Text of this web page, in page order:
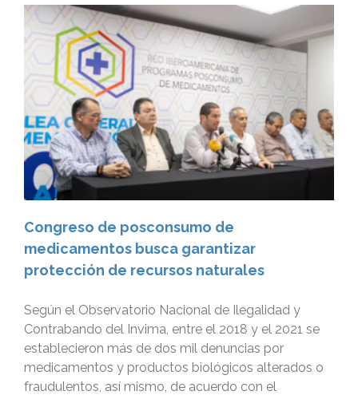
Congreso de posconsumo de
medicamentos busca garantizar
protección de recursos naturales
Según el Observatorio Nacional de Ilegalidad y
Contrabando del Invima, entre el 2018 y el 2021 se
establecieron más de dos mil denuncias por
medicamentos y productos biológicos alterados o
fraudulentos, así mismo, de acuerdo con el